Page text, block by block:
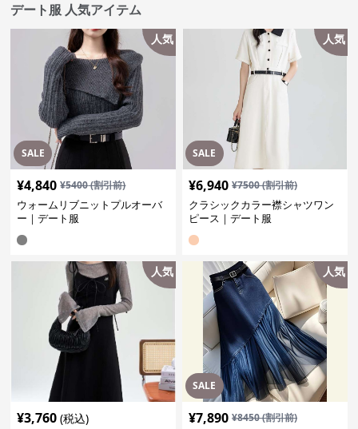
デート服 人気アイテム
SALE
人気
¥4,840 ¥5400(割引前)
ウォームリブニットプルオーバ
ー｜デート服
SALE
人気
¥6,940 ¥7500(割引前)
クラシックカラー襟シャツワン
ピース｜デート服
人気
¥3,760 (税込)
SALE
人気
¥7,890 ¥8450(割引前)